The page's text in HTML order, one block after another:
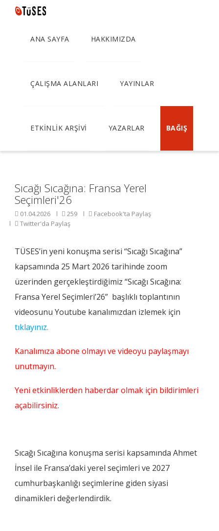
ANA SAYFA HAKKIMIZDA
ÇALIŞMA ALANLARI YAYINLAR
ETKİNLİK ARŞİVİ YAZARLAR BAĞIŞ
Yerel Seçimleri'26
Sıcağı Sıcağına: Fransa Yerel
Seçimleri'26
01.04.2026 259
Facebook'ta Paylaş
Twitter'da Paylaş
TÜSES’in yeni konuşma serisi “Sıcağı Sıcağına”
kapsamında 25 Mart 2026 tarihinde zoom
üzerinden gerçekleştirdiğimiz “Sıcağı Sıcağına:
Fransa Yerel Seçimleri’26” başlıklı toplantının
videosunu Youtube kanalımızdan izlemek için
tıklayınız.
Kanalımıza abone olmayı ve videoyu paylaşmayı
unutmayın.
Yeni etkinliklerden haberdar olmak için bildirimleri
açabilirsiniz.
Sıcağı Sıcağına konuşma serisi kapsamında Ahmet
İnsel ile Fransa’daki yerel seçimleri ve 2027
cumhurbaşkanlığı seçimlerine giden siyasi
dinamikleri değerlendirdik.